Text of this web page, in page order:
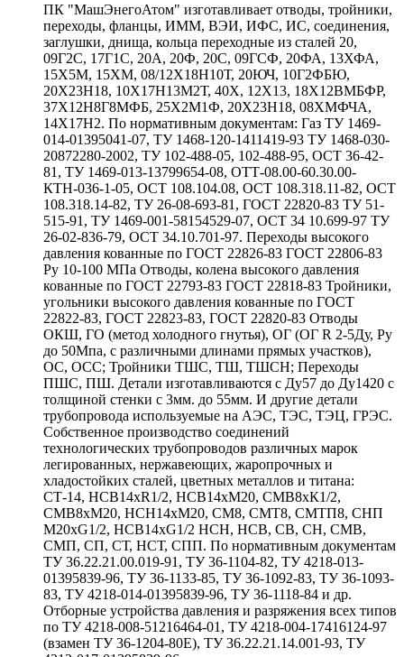
ПК "МашЭнегоАтом" изготавливает отводы, тройники,
переходы, фланцы, ИММ, ВЭИ, ИФС, ИС, соединения,
заглушки, днища, кольца переходные из сталей 20,
09Г2С, 17Г1С, 20А, 20Ф, 20С, 09ГСФ, 20ФА, 13ХФА,
15Х5М, 15ХМ, 08/12Х18Н10Т, 20ЮЧ, 10Г2ФБЮ,
20Х23Н18, 10Х17Н13М2Т, 40Х, 12Х13, 18Х12ВМБФР,
37Х12Н8Г8МФБ, 25Х2М1Ф, 20Х23Н18, 08ХМФЧА,
14Х17Н2. По нормативным документам: Газ ТУ 1469-
014-01395041-07, ТУ 1468-120-1411419-93 ТУ 1468-030-
20872280-2002, ТУ 102-488-05, 102-488-95, ОСТ 36-42-
81, ТУ 1469-013-13799654-08, ОТТ-08.00-60.30.00-
КТН-036-1-05, ОСТ 108.104.08, ОСТ 108.318.11-82, ОСТ
108.318.14-82, ТУ 26-08-693-81, ГОСТ 22820-83 ТУ 51-
515-91, ТУ 1469-001-58154529-07, ОСТ 34 10.699-97 ТУ
26-02-836-79, ОСТ 34.10.701-97. Переходы высокого
давления кованные по ГОСТ 22826-83 ГОСТ 22806-83
Ру 10-100 МПа Отводы, колена высокого давления
кованные по ГОСТ 22793-83 ГОСТ 22818-83 Тройники,
угольники высокого давления кованные по ГОСТ
22822-83, ГОСТ 22823-83, ГОСТ 22820-83 Отводы
ОКШ, ГО (метод холодного гнутья), ОГ (ОГ R 2-5Ду, Ру
до 50Мпа, с различными длинами прямых участков),
ОС, ОСС; Тройники ТШС, ТШ, ТШСН; Переходы
ПШС, ПШ. Детали изготавливаются с Ду57 до Ду1420 с
толщиной стенки с 3мм. до 55мм. И другие детали
трубопровода используемые на АЭС, ТЭС, ТЭЦ, ГРЭС.
Собственное производство соединений
технологических трубопроводов различных марок
легированных, нержавеющих, жаропрочных и
хладостойких сталей, цветных металлов и титана:
СТ-14, НСВ14хR1/2, НСВ14хМ20, СМВ8хК1/2,
СМВ8хМ20, НСН14хМ20, СМ8, СМТ8, СМТП8, СНП
М20хG1/2, НСВ14хG1/2 НСН, НСВ, СВ, СН, СМВ,
СМП, СП, СТ, НСТ, СПП. По нормативным документам
ТУ 36.22.21.00.019-91, ТУ 36-1104-82, ТУ 4218-013-
01395839-96, ТУ 36-1133-85, ТУ 36-1092-83, ТУ 36-1093-
83, ТУ 4218-014-01395839-96, ТУ 36-1118-84 и др.
Отборные устройства давления и разряжения всех типов
по ТУ 4218-008-51216464-01, ТУ 4218-004-17416124-97
(взамен ТУ 36-1204-80Е), ТУ 36.22.21.14.001-93, ТУ